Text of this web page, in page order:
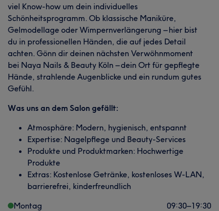
viel Know-how um dein individuelles
Schönheitsprogramm. Ob klassische Maniküre,
Gelmodellage oder Wimpernverlängerung – hier bist
du in professionellen Händen, die auf jedes Detail
achten. Gönn dir deinen nächsten Verwöhnmoment
bei Naya Nails & Beauty Köln – dein Ort für gepflegte
Hände, strahlende Augenblicke und ein rundum gutes
Gefühl.
Was uns an dem Salon gefällt:
Atmosphäre: Modern, hygienisch, entspannt
Expertise: Nagelpflege und Beauty-Services
Produkte und Produktmarken: Hochwertige
Produkte
Extras: Kostenlose Getränke, kostenloses W-LAN,
barrierefrei, kinderfreundlich
Montag
09:30–19:30